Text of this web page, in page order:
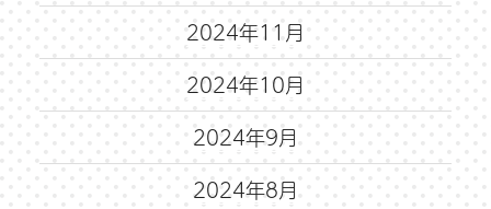
2024年11月
2024年10月
2024年9月
2024年8月